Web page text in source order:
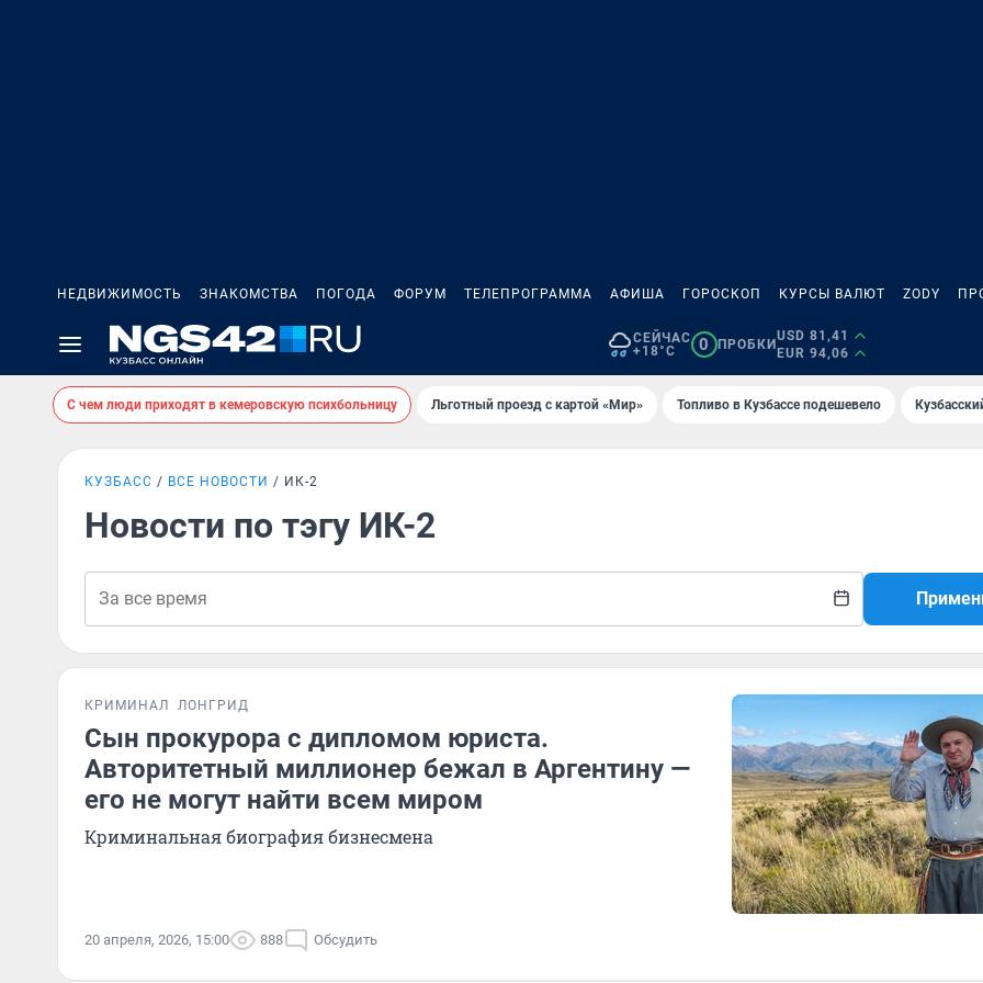
НЕДВИЖИМОСТЬ ЗНАКОМСТВА ПОГОДА ФОРУМ ТЕЛЕПРОГРАММА АФИША ГОРОСКОП КУРСЫ ВАЛЮТ ZODY
СЕЙЧАС
+18°C
0 ПРОБКИ
USD 81,41
EUR 94,06
С чем люди приходят в кемеровскую психбольницу Льготный проезд с картой «Мир» Топливо в Кузбассе подешевело
КУЗБАСС ВСЕ НОВОСТИ ИК-2
Новости по тэгу ИК-2
КРИМИНАЛ ЛОНГРИД
Сын прокурора с дипломом юриста.
Авторитетный миллионер бежал в Аргентину —
его не могут найти всем миром
Криминальная биография бизнесмена
20 апреля, 2026, 15:00 888 Обсудить